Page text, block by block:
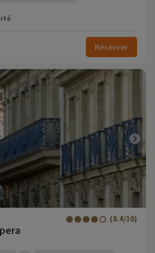
Réserver
(8.4/10)